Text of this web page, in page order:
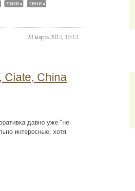
лаки
тени
28 марта 2013, 15:13
Ciate, China
давно уже "не
интересные, хотя